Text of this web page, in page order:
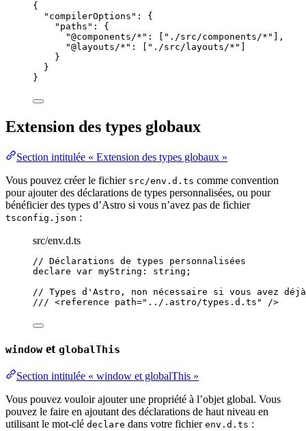
{
"compilerOptions" : {
"paths" : {
"@components/*" : [ " ./src/components/* "
],
"@layouts/*" : [ " ./src/layouts/* "
}
}
}
Extension des types globaux
Section intitulée « Extension des types globaux »
Vous pouvez créer le fichier src/env.d.ts comme convention
pour ajouter des déclarations de types personnalisées, ou pour
bénéficier des types d’Astro si vous n’avez pas de fichier
tsconfig.json :
src/env.d.ts
// Déclarations de types personnalisées
declare var myString : string ;
// Types d'Astro, non nécessaire si vous avez
/// <reference path=" ../.astro/types.d.ts " />
window et globalThis
Section intitulée « window et globalThis »
Vous pouvez vouloir ajouter une propriété à l’objet global. Vous
pouvez le faire en ajoutant des déclarations de haut niveau en
utilisant le mot-clé declare dans votre fichier env.d.ts :